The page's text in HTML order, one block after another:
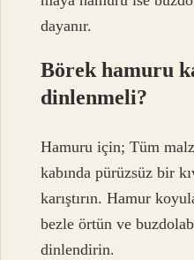
dayanır.
Börek hamuru
dinlenmeli?
Hamuru için; Tüm
kabında pürüzsüz bir
karıştırın. Hamur
bezle örtün ve
dinlendirin.